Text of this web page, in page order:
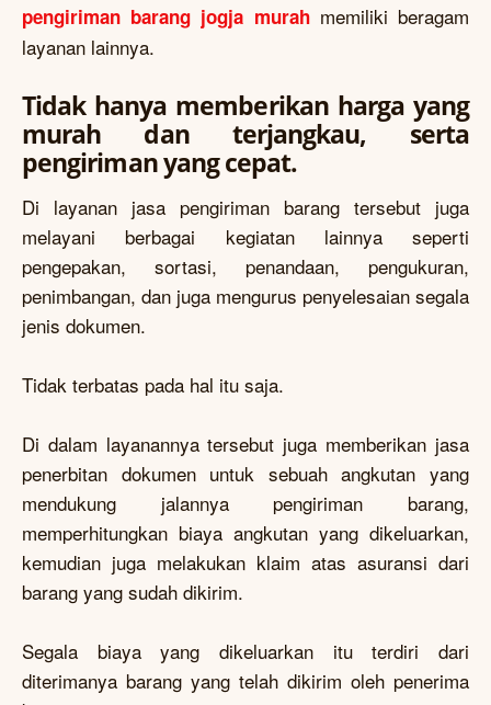
pengiriman barang jogja murahmemiliki beragam
layanan lainnya.
Tidak hanya memberikan harga yang
murah dan terjangkau, serta
pengiriman yang cepat.
Di layanan jasa pengiriman barang tersebut juga
melayani berbagai kegiatan lainnya seperti
pengepakan, sortasi, penandaan, pengukuran,
penimbangan, dan juga mengurus penyelesaian segala
jenis dokumen.
Tidak terbatas pada hal itu saja.
Di dalam layanannya tersebut juga memberikan jasa
penerbitan dokumen untuk sebuah angkutan yang
mendukung jalannya pengiriman barang,
memperhitungkan biaya angkutan yang dikeluarkan,
kemudian juga melakukan klaim atas asuransi dari
barang yang sudah dikirim.
Segala biaya yang dikeluarkan itu terdiri dari
diterimanya barang yang telah dikirim oleh penerima